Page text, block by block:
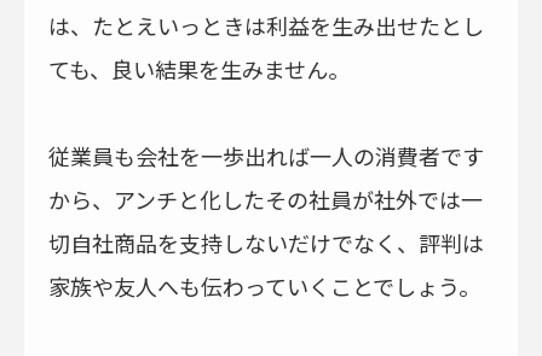
は、たとえいっときは利益を生み出せたとし
ても、良い結果を生みません。
従業員も会社を一歩出れば一人の消費者です
から、アンチと化したその社員が社外では一
切自社商品を支持しないだけでなく、評判は
家族や友人へも伝わっていくことでしょう。